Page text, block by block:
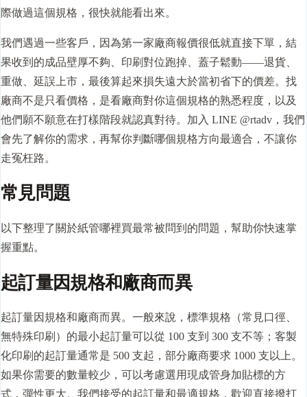
際做過這個規格，很快就能看出來。
我們遇過一些客戶，因為第一家廠商報價很低就直接下單，結
果收到的成品壁厚不夠、印刷對位跑掉、蓋子鬆動——退貨、
重做、延誤上市，最後算起來損失遠大於當初省下的價差。找
廠商不是只看價格，是看廠商對你這個規格的熟悉程度，以及
他們願不願意在打樣階段就認真對待。加入 LINE @rtadv，我們
會先了解你的需求，再幫你判斷哪個規格方向最適合，不讓你
走冤枉路。
常見問題
以下整理了關於紙管哪裡買最常被問到的問題，幫助你快速掌
握重點。
起訂量因規格和廠商而異
起訂量因規格和廠商而異。一般來說，標準規格（常見口徑、
無特殊印刷）的最小起訂量可以從 100 支到 300 支不等；客製
化印刷的起訂量通常是 500 支起，部分廠商要求 1000 支以上。
如果你需要的數量較少，可以考慮選用現成管身加貼標的方
式，彈性更大。我們接受的起訂量和最適規格，歡迎直接撥打